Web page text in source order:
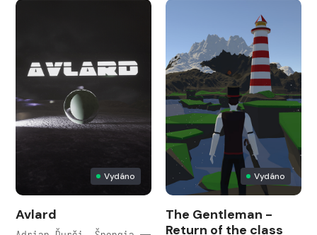
Vydáno
Avlard
Vydáno
The Gentleman -
Return of the class